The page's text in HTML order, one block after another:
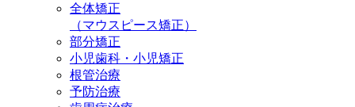
全体矯正
（マウスピース矯正）
部分矯正
小児歯科・小児矯正
根管治療
予防治療